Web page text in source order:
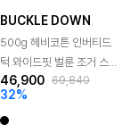
BUCKLE DOWN
500g 헤비코튼 인버티드
턱 와이드핏 벌룬 조거 스웻
팬츠 (BLACK)
46,900 69,840
32%